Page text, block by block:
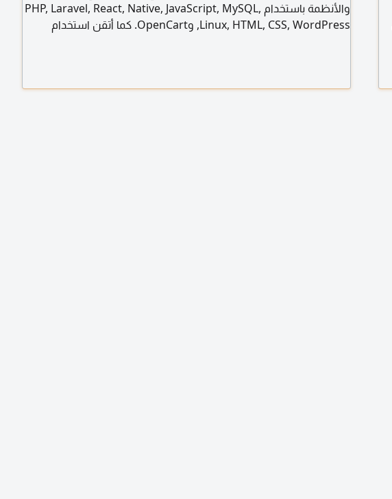
والأنظمة باستخدام PHP, Laravel, React, Native, JavaScript, MySQL,
Linux, HTML, CSS, WordPress, وOpenCart. كما أتقن استخدام